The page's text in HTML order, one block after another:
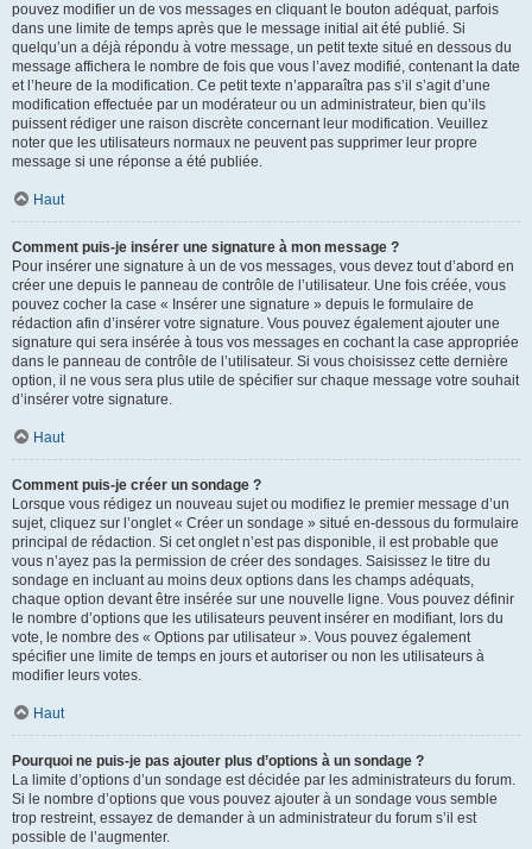
pouvez modifier un de vos messages en cliquant le bouton adéquat, parfois
dans une limite de temps après que le message initial ait été publié. Si
quelqu’un a déjà répondu à votre message, un petit texte situé en dessous du
message affichera le nombre de fois que vous l’avez modifié, contenant la date
et l’heure de la modification. Ce petit texte n’apparaîtra pas s’il s’agit d’une
modification effectuée par un modérateur ou un administrateur, bien qu’ils
puissent rédiger une raison discrète concernant leur modification. Veuillez
noter que les utilisateurs normaux ne peuvent pas supprimer leur propre
message si une réponse a été publiée.
Haut
Comment puis-je insérer une signature à mon message ?
Pour insérer une signature à un de vos messages, vous devez tout d’abord en
créer une depuis le panneau de contrôle de l’utilisateur. Une fois créée, vous
pouvez cocher la case « Insérer une signature » depuis le formulaire de
rédaction afin d’insérer votre signature. Vous pouvez également ajouter une
signature qui sera insérée à tous vos messages en cochant la case appropriée
dans le panneau de contrôle de l’utilisateur. Si vous choisissez cette dernière
option, il ne vous sera plus utile de spécifier sur chaque message votre souhait
d’insérer votre signature.
Haut
Comment puis-je créer un sondage ?
Lorsque vous rédigez un nouveau sujet ou modifiez le premier message d’un
sujet, cliquez sur l’onglet « Créer un sondage » situé en-dessous du formulaire
principal de rédaction. Si cet onglet n’est pas disponible, il est probable que
vous n’ayez pas la permission de créer des sondages. Saisissez le titre du
sondage en incluant au moins deux options dans les champs adéquats,
chaque option devant être insérée sur une nouvelle ligne. Vous pouvez définir
le nombre d’options que les utilisateurs peuvent insérer en modifiant, lors du
vote, le nombre des « Options par utilisateur ». Vous pouvez également
spécifier une limite de temps en jours et autoriser ou non les utilisateurs à
modifier leurs votes.
Haut
Pourquoi ne puis-je pas ajouter plus d’options à un sondage ?
La limite d’options d’un sondage est décidée par les administrateurs du forum.
Si le nombre d’options que vous pouvez ajouter à un sondage vous semble
trop restreint, essayez de demander à un administrateur du forum s’il est
possible de l’augmenter.